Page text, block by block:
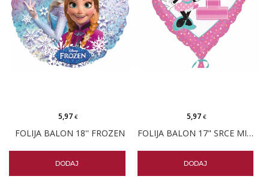
FOLIJA BALON 18'' FROZEN
5,97€
DODAJ
FOLIJA BALON 17" SRCE MINNIE PRVI ROĐENDAN
5,97 €
DODAJ